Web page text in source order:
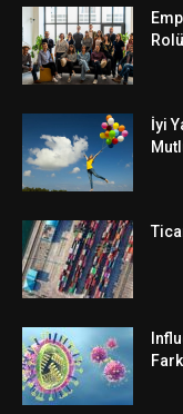
Rolü
İyi